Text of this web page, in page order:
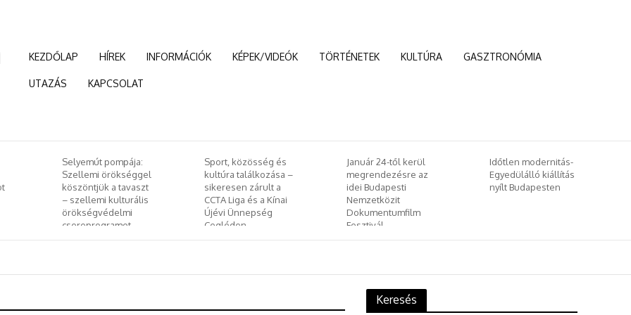
KEZDŐLAP HÍREK INFORMÁCIÓK KÉPEK/VIDEÓK TÖRTÉNETEK KULTÚRA GASZTRONÓMIA
UTAZÁS KAPCSOLAT
Sport, közösség és
kultúra találkozása –
sikeresen zárult a
CCTA Liga és a Kínai
Újévi Ünnepség
Cegléden
Január 24-től kerül
megrendezésre az
idei Budapesti
Nemzetközit
Dokumentumfilm
Fesztivál
Időtlen modernitás-
Egyedülálló kiállítás
nyílt Budapesten
Kína az új világrend
egyik vezetője lesz –
és Európa?
Keresés